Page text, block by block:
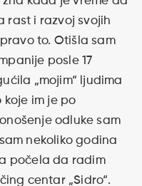
rast i razvoj svojih
to. Otišla sam
posle 17
„mojim“ ljudima
koje im je po
odluke sam
nekoliko godina
počela da radim
centar „Sidro“.